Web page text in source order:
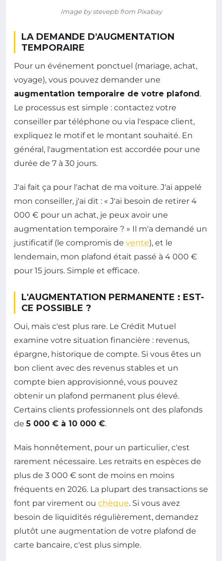
Image by stevepb from Pixabay
LA DEMANDE D'AUGMENTATION
TEMPORAIRE
Pour un événement ponctuel (mariage, achat,
voyage), vous pouvez demander une
augmentation temporaire de votre plafond .
Le processus est simple : contactez votre
conseiller par téléphone ou via l'espace client,
expliquez le motif et le montant souhaité. En
général, l'augmentation est accordée pour une
durée de 7 à 30 jours.
J'ai fait ça pour l'achat de ma voiture. J'ai appelé
mon conseiller, j'ai dit : « J'ai besoin de retirer 4
000 € pour un achat, je peux avoir une
augmentation temporaire ? » Il m'a demandé un
justificatif (le compromis de vente), et le
lendemain, mon plafond était passé à 4 000 €
pour 15 jours. Simple et efficace.
L'AUGMENTATION PERMANENTE : EST-
CE POSSIBLE ?
Oui, mais c'est plus rare. Le Crédit Mutuel
examine votre situation financière : revenus,
épargne, historique de compte. Si vous êtes un
bon client avec des revenus stables et un
compte bien approvisionné, vous pouvez
obtenir un plafond permanent plus élevé.
Certains clients professionnels ont des plafonds
de5 000 € à 10 000 €.
Mais honnêtement, pour un particulier, c'est
rarement nécessaire. Les retraits en espèces de
plus de 3 000 € sont de moins en moins
fréquents en 2026. La plupart des transactions se
font par virement ou chèque. Si vous avez
besoin de liquidités régulièrement, demandez
plutôt une augmentation de votre plafond de
carte bancaire, c'est plus simple.